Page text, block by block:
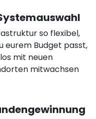
so flexibel,
eurem Budget passt,
mit neuen
mitwachsen